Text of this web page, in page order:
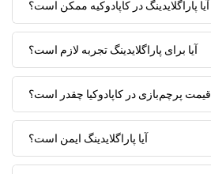
آیا پاراگلایدینگ در کاپادوکیه ممکن است؟
آیا برای پاراگلایدینگ تجربه لازم است؟
قیمت پرچم‌بازی در کاپادوکیا چقدر است؟
آیا پاراگلایدینگ ایمن است؟